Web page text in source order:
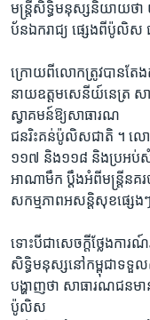
និង​
ទំព័រ​
សម្ព័ន្ធ​
ទំព័រ​
ស្វែង​
ទូរទស្សន៍ / វីដេអូ​
កម្មវិធីទាំងអស់
Khmer English
បណ្តាញ​សង្គម
ភាសា
មន្ត្រីសិទ្ធិមនុស្សនិយាយថា យ
ប័នឯករាជ្យ ផ្សេងពីប៉ូលិស
ក្រោយពីលោកត្រូវបានតែង
នាយឧត្តមសេនីយ៍នេត្រ ស
ស្វាគមន៍ឱ្យសាធារណ
ជនរិះគន់ប៉ូលិសជាតិ ។ លោ
១១៧ និង១១៨ និងប្រអប់
អាណាមឹក ប្តឹងអំពីមន្ត្រីន
សកម្មភាពអសន្តិសុខផ្សេង
ទោះបីជាសេចក្តីថ្លែងកា
សិទ្ធិមនុស្សនៅកម្ពុជាទទួលស្
បង្ហាញថា សាធារណជនមា
ប៉ូលិស